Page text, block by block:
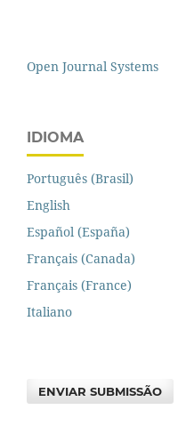
Open Journal Systems
IDIOMA
Português (Brasil)
English
Español (España)
Français (Canada)
Français (France)
Italiano
ENVIAR SUBMISSÃO